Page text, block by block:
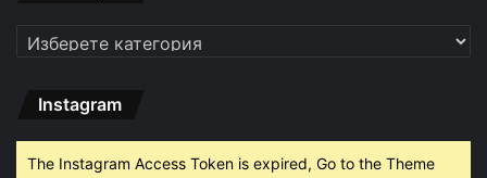
Категории
Instagram
The Instagram Access Token is expired, Go to the Theme